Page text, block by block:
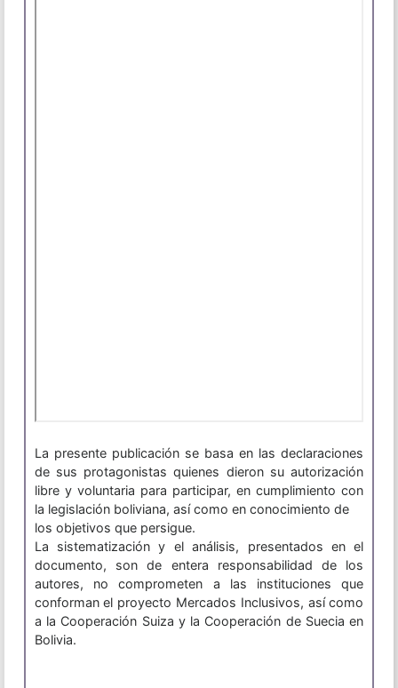
La presente publicación se basa en las declaraciones
de sus protagonistas quienes dieron su autorización
libre y voluntaria para participar, en cumplimiento con
la legislación boliviana, así como en conocimiento de
los objetivos que persigue.
La sistematización y el análisis, presentados en el
documento, son de entera responsabilidad de los
autores, no comprometen a las instituciones que
conforman el proyecto Mercados Inclusivos, así como
a la Cooperación Suiza y la Cooperación de Suecia en
Bolivia.